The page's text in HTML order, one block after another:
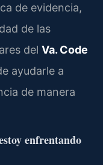
de evidencia,
de las
del Va. Code
ayudarle a
de manera
enfrentando